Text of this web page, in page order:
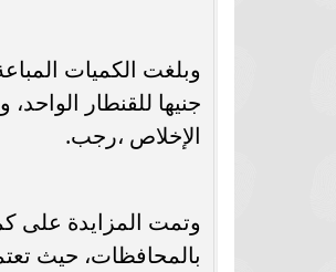
الإخلاص ،رجب.
وتمت المزايدة على
بالمحافظات، حيث